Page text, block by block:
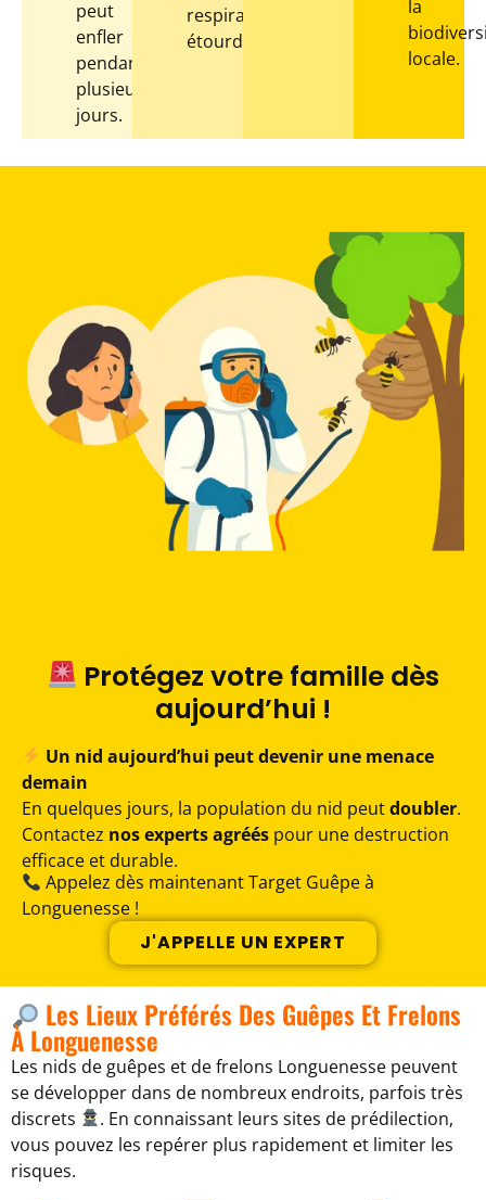
peut
enfler
pendant
plusieurs
jours.
respiratoires,
étourdissements.
la
locale.
Protégez votre famille dès
aujourd’hui !
Un nid aujourd’hui peut devenir une menace
demain
En quelques jours, la population du nid peutdoubler.
Contactez nos experts agréés pour une destruction
efficace et durable.
Appelez dès maintenant Target Guêpe à
Longuenesse !
J'APPELLE UN EXPERT
Les Lieux Préférés Des Guêpes Et Frelons
À Longuenesse
Les nids de guêpes et de frelons Longuenesse peuvent
se développer dans de nombreux endroits, parfois très
discrets
. En connaissant leurs sites de prédilection,
vous pouvez les repérer plus rapidement et limiter les
risques.